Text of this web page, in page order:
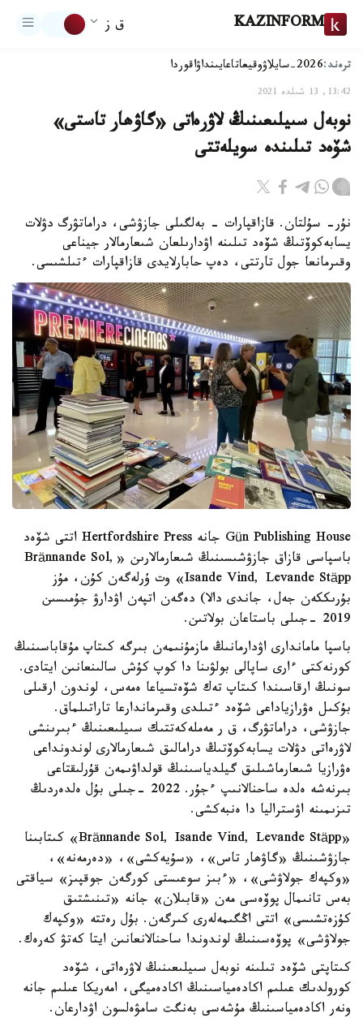
KAZINFORM ق ز
ترەند:2026-سايلاۋ وقيعاتاعايىنداۋاقوردا
13:42, 13 شىلدە 2021
نوبەل سىيلىعىنىڭ لاۋرەاتى «گاۋھار تاستى»
شۆەد تىلىندە سويلەتتى
نۇر- سۇلتان. قازاقپارات - بەلگىلى جازۋشى، دراماتۋرگ دۋلات
يسابەكوۆتىڭ شۆەد تىلىنە اۋدارىلعان شىعارمالار جيناعى
وقىرمانعا جول تارتتى، دەپ حابارلايدى قازاقپارات ءتىلشىسى.
Gün Publishing House جانە Hertfordshire Press اتتى شۆەد
باسپاسى قازاق جازۋشىسىنىڭ شىعارمالارىن «Brännande Sol,
Isande Vind, Levande Stäpp» وت ۇرلەگەن كۇن، مۇز
بۇرىككەن جەل، جاندى دالا) دەگەن اتپەن اۋدارۋ جۇمىسىن
2019 -جىلى باستاعان بولاتىن.
باسپا ماماندارى اۋدارمانىڭ مازمۇنىمەن بىرگە كىتاپ مۇقاباسىنىڭ
كورنەكتى ءارى ساپالى بولۋىنا دا كوپ كۇش سالىنعانىن ايتادى.
سونىڭ ارقاسىندا كىتاپ تەك شۆەتسياعا ەمەس، لوندون ارقىلى
بۇكىل ەۋرازياداعى شۆەد ءتىلدى وقىرماندارعا تاراتىلماق.
جازۋشى، دراماتۋرگ، ق ر مەملەكەتتىك سىيلىعىنىڭ ءبىرىنشى
لاۋرەاتى دۋلات يسابەكوۆتىڭ درامالىق شىعارمالارى لوندونداعى
ەۋرازيا شىعارماشىلىق گيلدياسىنىڭ قولداۋىمەن قۇرلىقتاعى
بىرنەشە ەلدە ساحنالانىپ ءجۇر. 2022 -جىلى بۇل ەلدەردىڭ
تىزىمىنە اۋستراليا دا ەنبەكشى.
«Brännande Sol, Isande Vind, Levande Stäpp» كىتابىنا
جازۋشىنىڭ «گاۋھار تاس»، «سۇيەكشى»، «دەرمەنە»،
«وكپەك جولاۋشى»، «ءبىز سوعىستى كورگەن جوقپىز» سياقتى
بەس تانىمال پوۆەسى مەن «قابىلان» جانە «تىنىشتىق
كۇزەتشىسى» اتتى اڭگىمەلەرى كىرگەن. بۇل رەتتە «وكپەك
جولاۋشى» پوۆەسىنىڭ لوندوندا ساحنالانعانىن ايتا كەتۋ كەرەك.
كىتاپتى شۆەد تىلىنە نوبەل سىيلىعىنىڭ لاۋرەاتى، شۆەد
كورولدىك عىلىم اكادەمياسىنىڭ اكادەميگى، امەريكا عىلىم جانە
ونەر اكادەمياسىنىڭ مۇشەسى بەنگت سامۋەلسون اۋدارعان.